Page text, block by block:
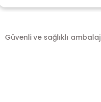
Güvenli ve sağlıklı ambalaj